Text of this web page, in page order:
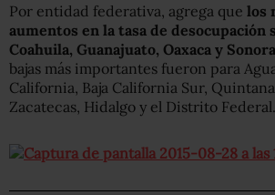
Por entidad federativa, agrega que los
aumentos en la tasa de
Coahuila, Guanajuato, Oaxaca y Sonora
bajas más importantes fueron para
California, Baja California Sur, Quintana
Zacatecas, Hidalgo y el Distrito Federal.